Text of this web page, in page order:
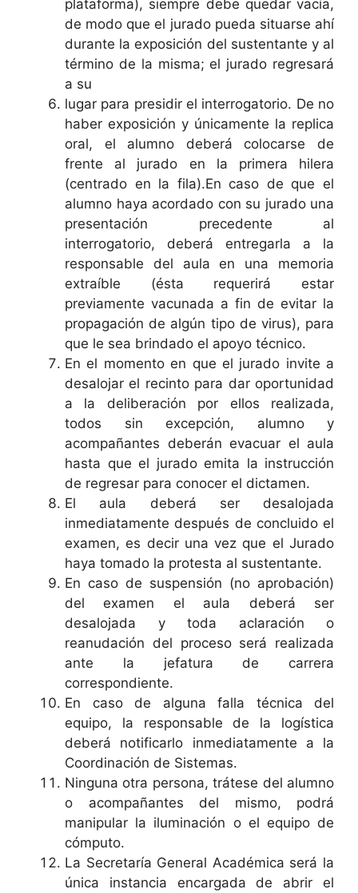
plataforma), siempre debe quedar vacía,
de modo que el jurado pueda situarse ahí
durante la exposición del sustentante y al
término de la misma; el jurado regresará
a su
lugar para presidir el interrogatorio. De no
haber exposición y únicamente la replica
oral, el alumno deberá colocarse de
frente al jurado en la primera hilera
(centrado en la fila).En caso de que el
alumno haya acordado con su jurado una
presentación precedente al
interrogatorio, deberá entregarla a la
responsable del aula en una memoria
extraíble (ésta requerirá estar
previamente vacunada a fin de evitar la
propagación de algún tipo de virus), para
que le sea brindado el apoyo técnico.
En el momento en que el jurado invite a
desalojar el recinto para dar oportunidad
a la deliberación por ellos realizada,
todos sin excepción, alumno y
acompañantes deberán evacuar el aula
hasta que el jurado emita la instrucción
de regresar para conocer el dictamen.
El aula deberá ser desalojada
inmediatamente después de concluido el
examen, es decir una vez que el Jurado
haya tomado la protesta al sustentante.
En caso de suspensión (no aprobación)
del examen el aula deberá ser
desalojada y toda aclaración o
reanudación del proceso será realizada
ante la jefatura de carrera
correspondiente.
En caso de alguna falla técnica del
equipo, la responsable de la logística
deberá notificarlo inmediatamente a la
Coordinación de Sistemas.
Ninguna otra persona, trátese del alumno
o acompañantes del mismo, podrá
manipular la iluminación o el equipo de
cómputo.
La Secretaría General Académica será la
única instancia encargada de abrir el